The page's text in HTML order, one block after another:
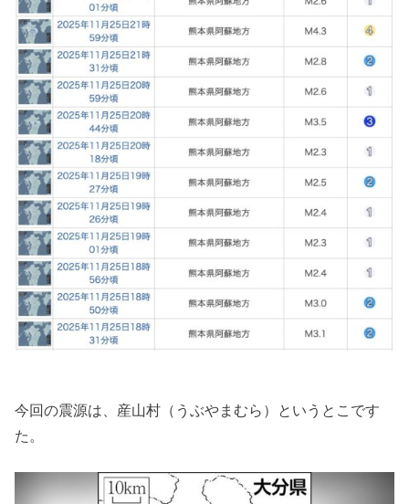
今回の震源は、産山村（うぶやまむら）というとこです
た。